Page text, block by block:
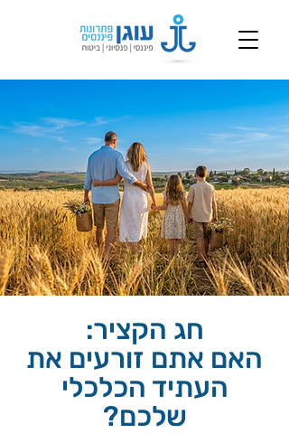
חג הקציר:
האם אתם זורעים את
העתיד הכלכלי
שלכם?